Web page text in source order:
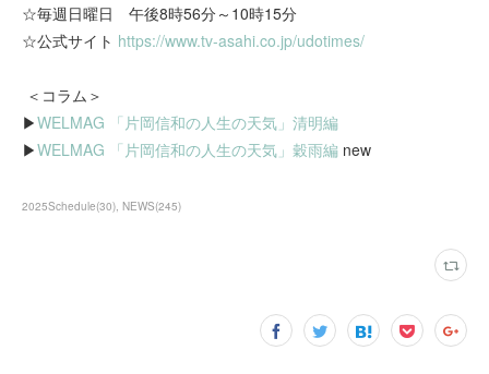
☆毎週日曜日 午後8時56分～10時15分
☆公式サイト https://www.tv-asahi.co.jp/udotimes/
＜コラム＞
▶WELMAG 「片岡信和の人生の天気」清明編
▶WELMAG 「片岡信和の人生の天気」穀雨編 new
2025Schedule(30) NEWS(245)